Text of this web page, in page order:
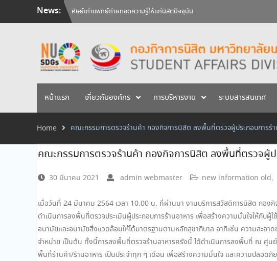
News:
วันคล้ายวันสถาปนามหาวิทยาลัยนเรศวร ครบรอบ 36 ปี 29 กรกฎาคม 2569
หน้าแรก เกี่ยวกับองค์กร การบริหารงาน ระบบสารสนเทศ
Home คณะกรรมการตรวจร้านค้า กองกิจการนิสิต ลงพื้นที่ตรวจผู้ประกอบการร้า
คณะกรรมการตรวจร้านค้า กองกิจการนิสิต ลงพื้นที่ตรวจผู้ป
30 มีนาคม 2021 admin webmaster new information old,
เมื่อวันที่ 24 มีนาคม 2564 เวลา 10.00 น. ที่ผ่านมา งานบริการสวัสดิการนิสิต กอง
ดำเนินการลงพื้นที่ตรวจประเมินผู้ประกอบการร้านอาหาร เพื่อสร้างความมั่นใจให้กั
อนามัยและอนามัยสิ่งแวดล้อมให้ได้มาตรฐานตามหลักสุขาภิบาล อาทิเช่น ความสะอา
จำหน่าย เป็นต้น ทั้งนี้การลงพื้นที่ตรวจร้านอาหารครังนี้ ได้ดำเนินการลงพื้นที่ ณ ศู
พื้นที่ร้านค้า/ร้านอาหาร เป็นประจำทุก ๆ เดือน เพื่อสร้างความมั่นใจ และความปลอดภั